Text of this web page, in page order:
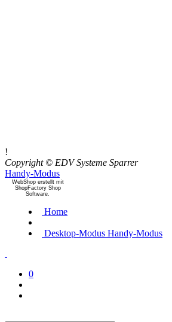
!
Copyright © EDV Systeme Sparrer
Handy-Modus
WebShop erstellt mit
ShopFactory Shop
Software.
Home
Desktop-Modus Handy-Modus
0